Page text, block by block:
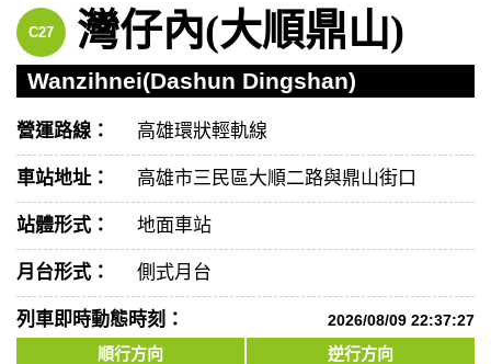
C27 灣仔內(大順鼎山)
Wanzihnei(Dashun Dingshan)
營運路線： 高雄環狀輕軌線
車站地址： 高雄市三民區大順二路與鼎山街口
站體形式： 地面車站
月台形式： 側式月台
列車即時動態時刻： 2026/08/09 22:37:27
順行方向
逆行方向